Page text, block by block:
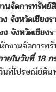
นจัดการทรัพย์
จังหวัดเชียง
ง จังหวัดเชียง
งานจัดการทรั
ยในวันที่ 18 ก
นที่ไปรษณีย์ต้น